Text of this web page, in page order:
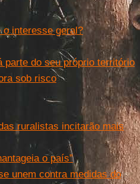
o interesse geral?
parte do seu próprio território
sob risco
ruralistas incitarão mais
o país”
unem contra medidas do